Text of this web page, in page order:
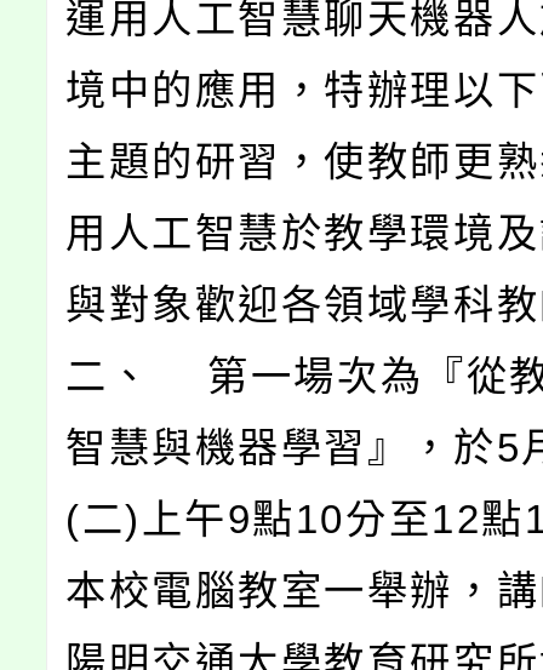
運用人工智慧聊天機器
境中的應用，特辦理以
主題的研習，使教師更
用人工智慧於教學環境
與對象歡迎各領域學科
二、 第一場次為『從
智慧與機器學習』，於5
(二)上午9點10分至12點
本校電腦教室一舉辦，